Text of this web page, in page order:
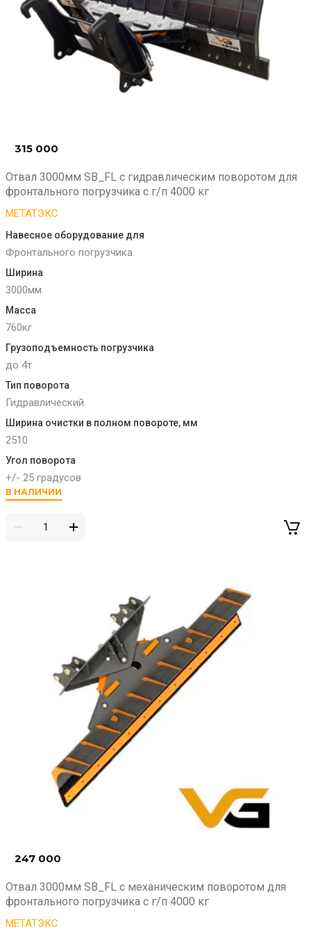
315 000
Отвал 3000мм SB_FL с гидравлическим поворотом для
фронтального погрузчика с г/п 4000 кг
МЕТАТЭКС
Навесное оборудование для
Фронтального погрузчика
Ширина
3000мм
Масса
760кг
Грузоподъемность погрузчика
до 4т
Тип поворота
Гидравлический
Ширина очистки в полном повороте, мм
2510
Угол поворота
+/- 25 градусов
В НАЛИЧИИ
247 000
Отвал 3000мм SB_FL с механическим поворотом для
фронтального погрузчика с г/п 4000 кг
МЕТАТЭКС